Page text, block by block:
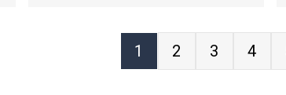
existentiella frågor. Nu lanseras en ny
handbok som ska hjälpa vårdpersonal att
1 2 3 4